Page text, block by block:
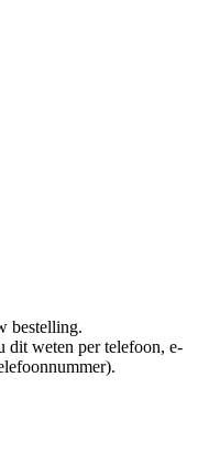
bestelling.
dit weten per telefoon, e-